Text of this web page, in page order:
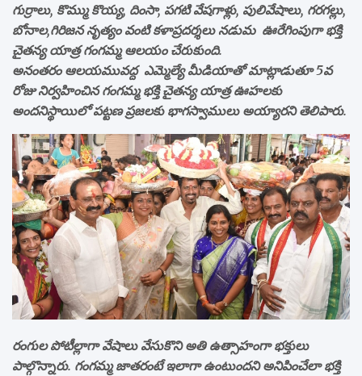
గుర్రాలు, కొమ్ము కొయ్య, దింసా, పగటి వేషగాళ్లు, పులివేషాలు, గరగల్లు,
బోనాల,గిరిజన నృత్యం వంటి కళాప్రదర్శలు నడుమ ఊరేగింపుగా భక్తి
చైతన్య యాత్ర గంగమ్మ ఆలయం చేరుకుంది.
అనంతరం ఆలయమువద్ద ఎమ్మెల్యే మీడియాతో మాట్లాడుతూ 5వ
రోజు నిర్వహించిన గంగమ్మ భక్తి చైతన్య యాత్ర ఊహలకు
అందనిస్థాయిలో పట్టణ ప్రజలకు భాగస్వాములు అయ్యారని తెలిపారు.
రంగుల పోటీల్లాగా వేషాలు వేసుకొని అతి ఉత్సాహంగా భక్తులు
పాల్గొన్నారు. గంగమ్మ జాతరంటే ఇలాగా ఉంటుందని అనిపించేలా భక్తి